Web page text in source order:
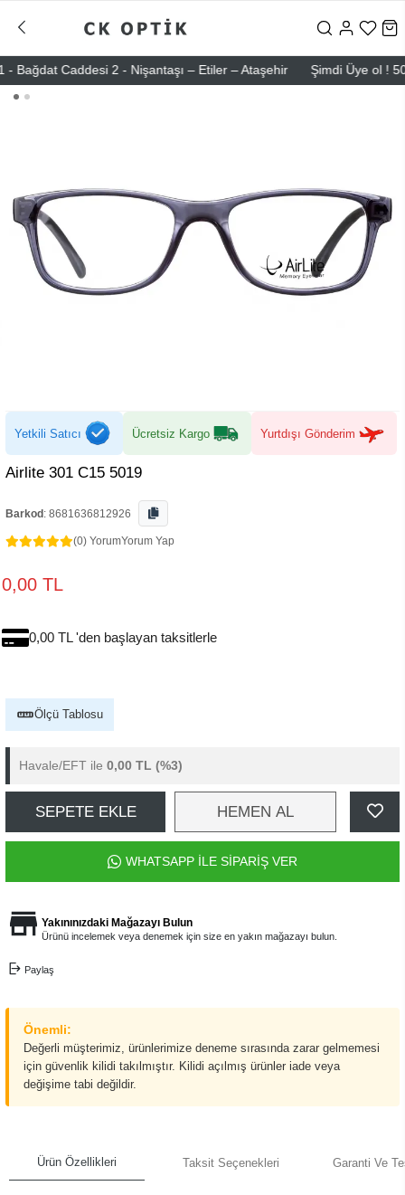
Caddesi 2 - Nişantaşı – Etiler – Ataşehir Şimdi Üye ol !
Yetkili Satıcı Ücretsiz Kargo Yurtdışı Gönderim
Airlite 301 C15 5019
Barkod : 8681636812926
(0) YorumYorum Yap
0,00 TL
0,00 TL 'den başlayan taksitlerle
Ölçü Tablosu
Havale/EFT ile 0,00 TL (%3)
SEPETE EKLE HEMEN AL
WHATSAPP İLE SİPARİŞ VER
Yakınınızdaki Mağazayı Bulun
Ürünü incelemek veya denemek için size en yakın mağazayı bulun.
Paylaş
Önemli:
Değerli müşterimiz, ürünlerimize deneme sırasında zarar gelmemesi
için güvenlik kilidi takılmıştır. Kilidi açılmış ürünler iade veya
değişime tabi değildir.
Ürün Özellikleri Taksit Seçenekleri Garanti Ve